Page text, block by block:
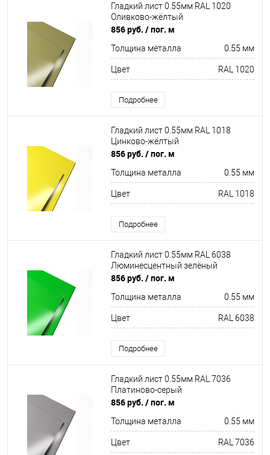
Гладкий лист 0.55мм RAL 1020
Оливково-жёлтый
856 руб. / пог. м
Толщина металла 0.55 мм
Цвет RAL 1020
Подробнее
Гладкий лист 0.55мм RAL 1018
Цинково-жёлтый
856 руб. / пог. м
Толщина металла 0.55 мм
Цвет RAL 1018
Подробнее
Гладкий лист 0.55мм RAL 6038
Люминесцентный зелёный
856 руб. / пог. м
Толщина металла 0.55 мм
Цвет RAL 6038
Подробнее
Гладкий лист 0.55мм RAL 7036
Платиново-серый
856 руб. / пог. м
Толщина металла 0.55 мм
Цвет RAL 7036